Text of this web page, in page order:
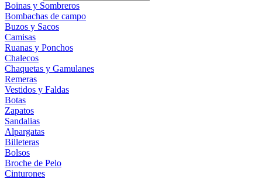
Boinas y Sombreros
Bombachas de campo
Buzos y Sacos
Camisas
Ruanas y Ponchos
Chalecos
Chaquetas y Gamulanes
Remeras
Vestidos y Faldas
Botas
Zapatos
Sandalias
Alpargatas
Billeteras
Bolsos
Broche de Pelo
Cinturones